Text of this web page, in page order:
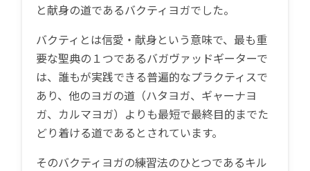
と献身の道であるバクティヨガでした。
バクティとは信愛・献身という意味で、最も重
要な聖典の１つであるバガヴァッドギーターで
は、誰もが実践できる普遍的なプラクティスで
あり、他のヨガの道（ハタヨガ、ギャーナヨ
ガ、カルマヨガ）よりも最短で最終目的までた
どり着ける道であるとされています。
そのバクティヨガの練習法のひとつであるキル